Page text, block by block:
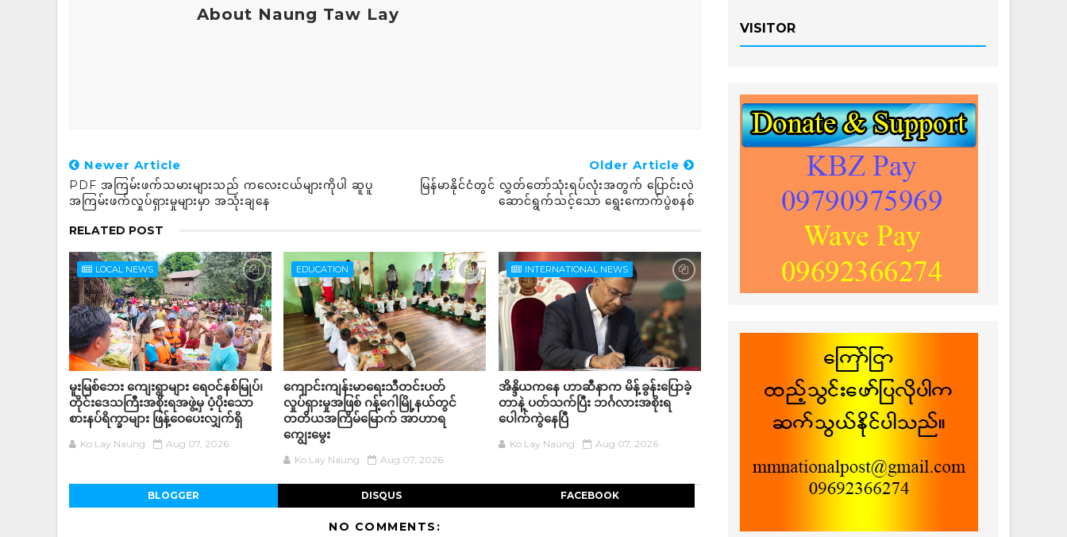
About Naung Taw Lay
Newer Article
PDF အကြမ်းဖက်သမားများသည် ကလေးငယ်များကိုပါ ဆူပူ
အကြမ်းဖက်လှုပ်ရှားမှုများမှာ အသုံးချနေ
Older Article
မြန်မာနိုင်ငံတွင် လွှတ်တော်သုံးရပ်လုံးအတွက် ပြောင်းလဲ
ဆောင်ရွက်သင့်သော ရွေးကောက်ပွဲစနစ်
RELATED POST
LOCAL NEWS
မူးမြစ်ဘေး ကျေးရွာများ ရေဝင်နစ်မြုပ်၊
တိုင်းဒေသကြီးအစိုးရအဖွဲ့မှ ပံ့ပိုးသော
စားနပ်ရိက္ခာများ ဖြန့်ဝေပေးလျှက်ရှိ
Ko Lay Naung Aug 07, 2026
EDUCATION
ကျောင်းကျန်းမာရေးသီတင်းပတ်
လှုပ်ရှားမှုအဖြစ် ဂန့်ဂေါမြို့နယ်တွင်
တတိယအကြိမ်မြောက် အာဟာရ
ကျွေးမွေး
Ko Lay Naung Aug 07, 2026
INTERNATIONAL NEWS
အိန္ဒိယကနေ ဟာဆီနာက မိန့်ခွန်းပြောခဲ့
တာနဲ့ ပတ်သက်ပြီး ဘင်္ဂလားအစိုးရ
ပေါက်ကွဲနေပြီ
Ko Lay Naung Aug 07, 2026
BLOGGER DISQUS FACEBOOK
NO COMMENTS:
VISITOR